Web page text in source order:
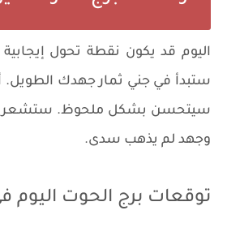
اليوم قد يكون نقطة تحول إيجابية
ستبدأ في جني ثمار جهدك الطويل.
سيتحسن بشكل ملحوظ. ستشعر
وجهد لم يذهب سدى.
توقعات برج الحوت اليوم